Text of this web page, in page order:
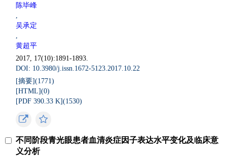
陈毕峰
,
吴承定
,
黄超平
2017, 17(10):1891-1893.
DOI: 10.3980/j.issn.1672-5123.2017.10.22
[摘要](1771)
[HTML](0)
[PDF 390.33 K](1530)
不同阶段青光眼患者血清炎症因子表达水平变化及临床意
义分析